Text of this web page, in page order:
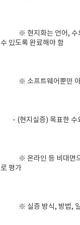
※ 현지화는 언어, 수요처
수 있도록 완료해야 함
※ 소프트웨어뿐만 아니
- (현지실증) 목표한 수
※ 온라인 등 비대면으로
로 평가
※ 실증 방식, 방법, 일정